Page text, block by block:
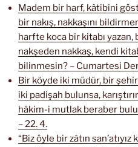
Madem bir harf, kâtibini
bir nakış, nakkaşını
harfte koca bir kitabı yazan,
nakşeden nakkaş, kendi
bilinmesin? – Cumartesi
Bir köyde iki müdür, bir
iki padişah bulunsa,
hâkim-i mutlak beraber
– 22. 4.
“Biz öyle bir zâtın